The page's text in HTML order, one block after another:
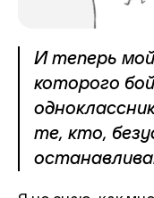
И теперь
которого
те, кто,